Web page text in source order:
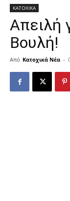
ΚΑΤΟΧΙΚΑ
Απειλή
Βουλή!
Από Κατοχικά Νέα -